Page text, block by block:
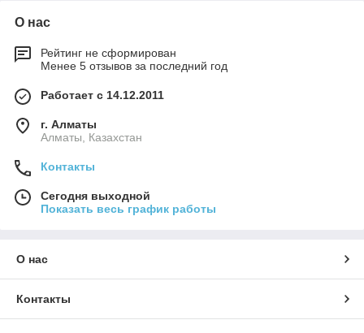
О нас
Рейтинг не сформирован
Менее 5 отзывов за последний год
Работает с 14.12.2011
г. Алматы
Алматы, Казахстан
Контакты
Сегодня выходной
Показать весь график работы
О нас
Контакты